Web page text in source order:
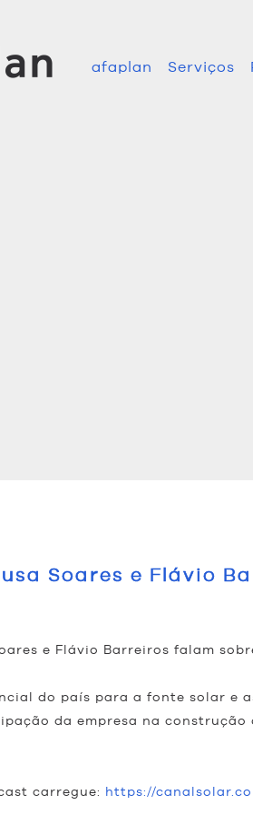
afaplan Serviços
Soares e Flávio
e Flávio Barreiros falam
do país para a fonte solar e
da empresa na
carregue: https://